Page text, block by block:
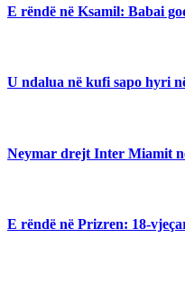
E rëndë në Ksamil: Babai
U ndalua në kufi sapo hyri
Neymar drejt Inter Miamit
E rëndë në Prizren: 18-